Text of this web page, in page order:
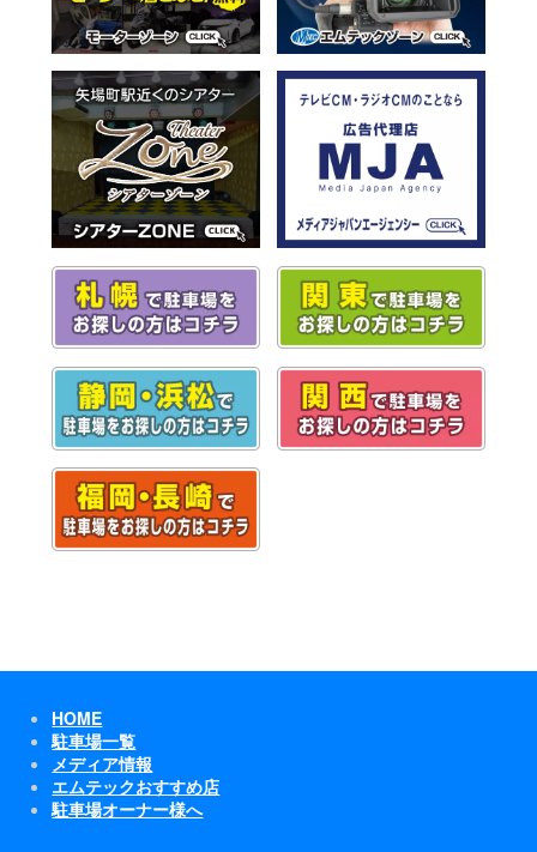
HOME
駐車場一覧
メディア情報
エムテックおすすめ店
駐車場オーナー様へ